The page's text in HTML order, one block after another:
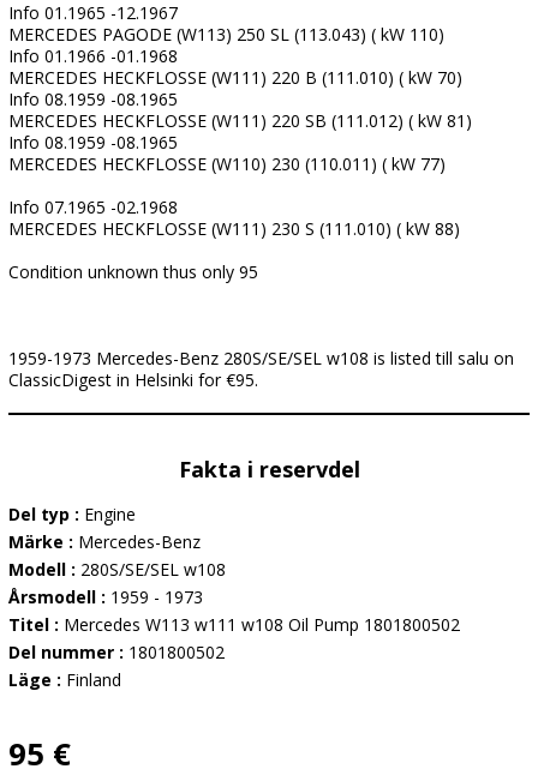
Info 01.1965 -12.1967
MERCEDES PAGODE (W113) 250 SL (113.043) ( kW 110)
Info 01.1966 -01.1968
MERCEDES HECKFLOSSE (W111) 220 B (111.010) ( kW 70)
Info 08.1959 -08.1965
MERCEDES HECKFLOSSE (W111) 220 SB (111.012) ( kW 81)
Info 08.1959 -08.1965
MERCEDES HECKFLOSSE (W110) 230 (110.011) ( kW 77)
Info 07.1965 -02.1968
MERCEDES HECKFLOSSE (W111) 230 S (111.010) ( kW 88)
Condition unknown thus only 95
1959-1973 Mercedes-Benz 280S/SE/SEL w108 is listed till salu on
ClassicDigest in Helsinki for €95.
Fakta i reservdel
Del typ : Engine
Märke : Mercedes-Benz
Modell : 280S/SE/SEL w108
Årsmodell : 1959 - 1973
Titel : Mercedes W113 w111 w108 Oil Pump 1801800502
Del nummer : 1801800502
Läge : Finland
95 €